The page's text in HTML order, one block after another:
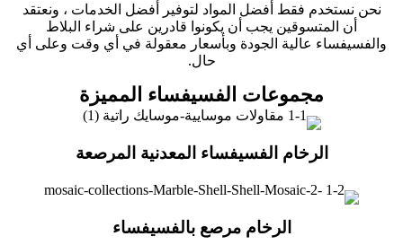
نحن نستخدم فقط أفضل المواد لتوفير أفضل الخدمات ، ونعتقد
أن المتسوقين يجب أن يكونوا قادرين على شراء البلاط
والفسيفساء عالية الجودة وبأسعار معقولة في أي وقت وعلى أي
حال.
مجموعات الفسيفساء المميزة
الرخام الفسيفساء المعدنية المرصعة
الرخام مرصع بالفسيفساء